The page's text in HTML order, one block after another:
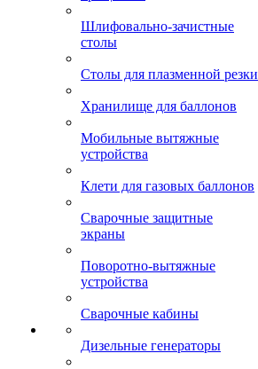
Шлифовально-зачистные
столы
Столы для плазменной резки
Хранилище для баллонов
Мобильные вытяжные
устройства
Клети для газовых баллонов
Сварочные защитные
экраны
Поворотно-вытяжные
устройства
Сварочные кабины
Дизельные генераторы